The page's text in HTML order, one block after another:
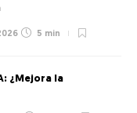
5 min
¿Mejora la